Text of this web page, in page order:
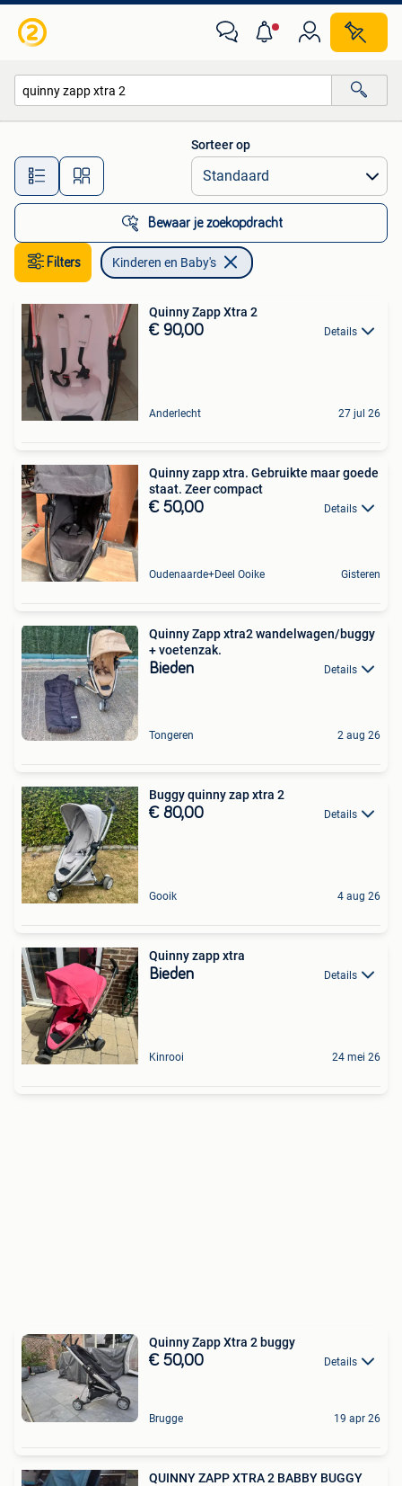
Alle afstanden…
Sorteer op
Bewaar je zoekopdracht
Filters Kinderen en Baby's
Quinny Zapp Xtra 2
€ 90,00 Details
Anderlecht 27 jul 26
Quinny zapp xtra. Gebruikte maar goede
staat. Zeer compact
€ 50,00 Details
Oudenaarde+Deel Ooike Gisteren
Quinny Zapp xtra2 wandelwagen/buggy
+ voetenzak.
Bieden Details
Tongeren 2 aug 26
Buggy quinny zap xtra 2
€ 80,00 Details
Gooik 4 aug 26
Quinny zapp xtra
Bieden Details
Kinrooi 24 mei 26
Quinny Zapp Xtra 2 buggy
€ 50,00 Details
Brugge 19 apr 26
QUINNY ZAPP XTRA 2 BABBY BUGGY